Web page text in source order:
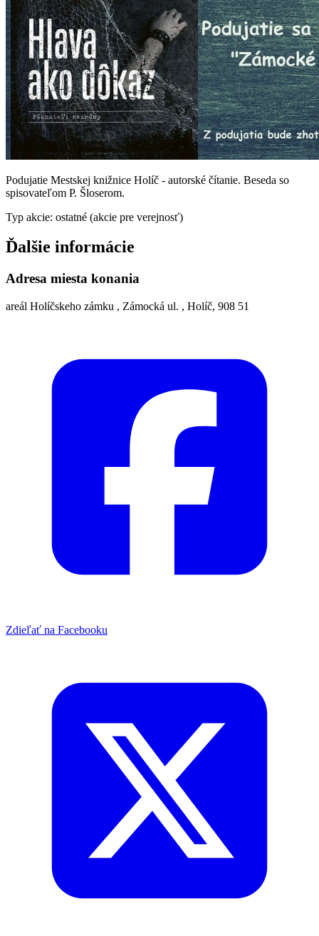
Podujatie Mestskej knižnice Holíč - autorské čítanie. Beseda so
spisovateľom P. Šloserom.
Typ akcie: ostatné (akcie pre verejnosť)
Ďalšie informácie
Adresa miesta konania
areál Holíčskeho zámku , Zámocká ul. , Holíč, 908 51
Zdieľať na Facebooku